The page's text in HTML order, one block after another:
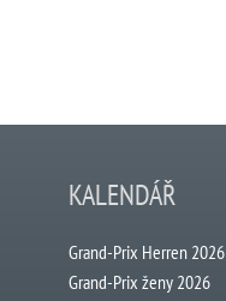
KALENDÁŘ
Grand-Prix Herren 2026
Grand-Prix ženy 2026